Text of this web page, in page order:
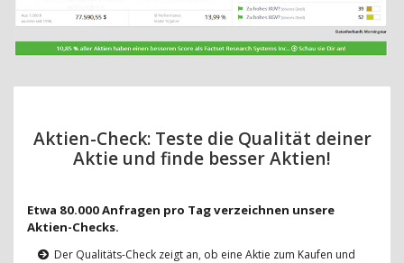
Aktien-Check: Teste die Qualität deiner
Aktie und finde besser Aktien!
Etwa 80.000 Anfragen pro Tag verzeichnen unsere
Aktien-Checks.
Der Qualitäts-Check zeigt an, ob eine Aktie zum Kaufen und